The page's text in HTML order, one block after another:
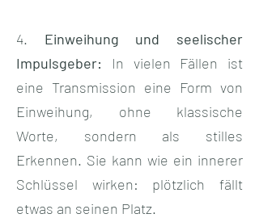
4. Einweihung und seelischer
Impulsgeber: In vielen Fällen ist
eine Transmission eine Form von
Einweihung, ohne klassische
Worte, sondern als stilles
Erkennen. Sie kann wie ein innerer
Schlüssel wirken: plötzlich fällt
etwas an seinen Platz.